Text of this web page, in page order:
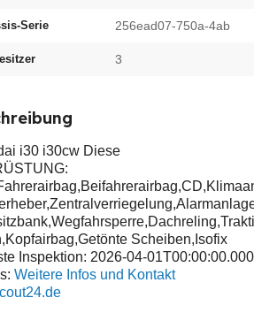
Serie 256ead07-750a-4ab
3
i30 i30cw Diese
Scheiben,Isofix
Inspektion: 2026-04-
Weitere Infos und Kontakt